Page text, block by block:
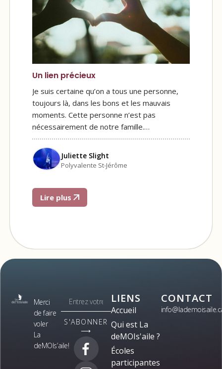
Un lien précieux
Je suis certaine qu’on a tous une personne,
toujours là, dans les bons et les mauvais
moments. Cette personne n’est pas
nécessairement de notre famille.…
Juliette Slight
Polyvalente St-Jérôme
Lire plus
Merci
de faire
voler
La
deMOIs’aile!
S'ABONNER
⟶
LIENS
Accueil
Qui est La
deMOIs'aile ?
Écoles
participantes
CONTACT